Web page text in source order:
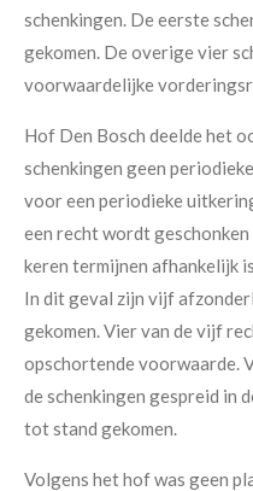
schenkingen. De eerste
gekomen. De overige vier
voorwaardelijke
Hof Den Bosch deelde het
schenkingen geen
voor een periodieke
een recht wordt
keren termijnen afhankelijk
In dit geval zijn vijf
gekomen. Vier van de vijf
opschortende voorwaarde.
de schenkingen gespreid in
tot stand gekomen.
Volgens het hof was geen